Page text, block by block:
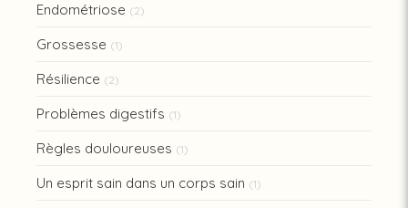
Endométriose (2)
Grossesse (1)
Résilience (2)
Problèmes digestifs (1)
Règles douloureuses (1)
Un esprit sain dans un corps sain (1)